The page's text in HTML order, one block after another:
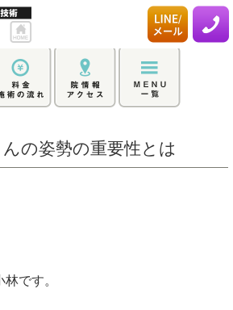
の姿勢の重要性とは
です。